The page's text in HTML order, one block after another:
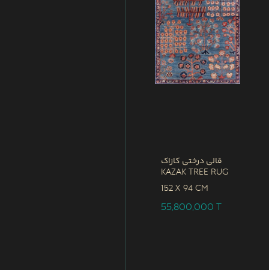
قالی درختی کازاک
Kazak Tree Rug
152 x 94 CM
55,800,000T